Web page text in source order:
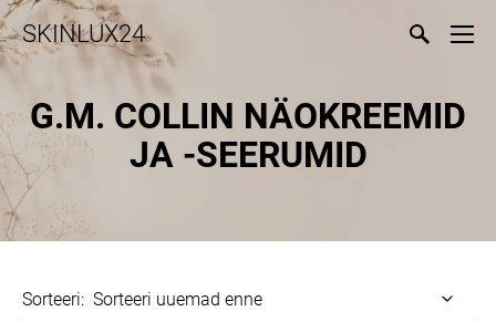
SKINLUX24
G.M. COLLIN NÄOKREEMID
JA -SEERUMID
Sorteeri: